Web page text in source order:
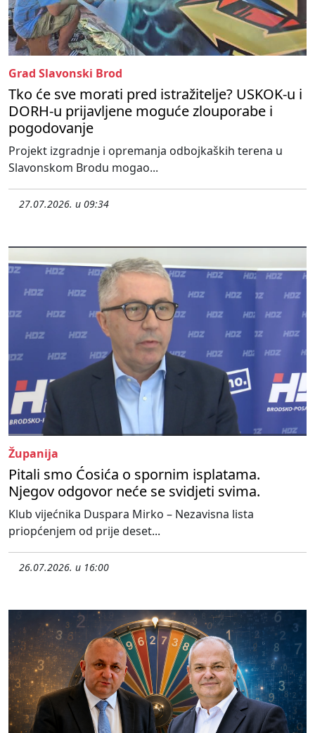
Grad Slavonski Brod
Tko će sve morati pred istražitelje? USKOK-u i
DORH-u prijavljene moguće zlouporabe i
pogodovanje
Projekt izgradnje i opremanja odbojkaških terena u
Slavonskom Brodu mogao...
27.07.2026. u 09:34
Županija
Pitali smo Ćosića o spornim isplatama.
Njegov odgovor neće se svidjeti svima.
Klub vijećnika Duspara Mirko – Nezavisna lista
priopćenjem od prije deset...
26.07.2026. u 16:00